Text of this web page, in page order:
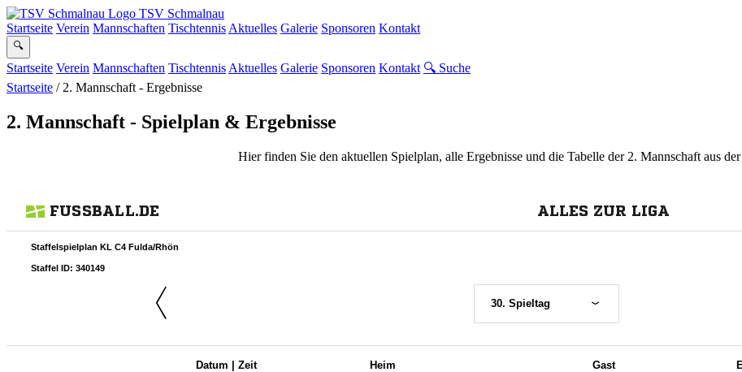
TSV Schmalnau
Startseite Verein Mannschaften Tischtennis Aktuelles Galerie Sponsoren Kontakt
🔍
Startseite Verein Mannschaften Tischtennis Aktuelles Galerie Sponsoren Kontakt 🔍 Suche
Startseite / 2. Mannschaft - Ergebnisse
2. Mannschaft - Spielplan & Ergebnisse
Hier finden Sie den aktuellen Spielplan, alle Ergebnisse und die Tabelle der 2. Mannschaft aus der